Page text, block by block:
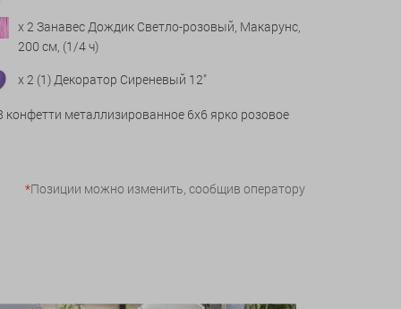
x 2 Занавес Дождик Светло-розовый, Макарунс,
200 см, (1/4 ч)
x 2 (1) Декоратор Сиреневый 12"
конфетти металлизированное 6х6 ярко розовое
*Позиции можно изменить, сообщив оператору